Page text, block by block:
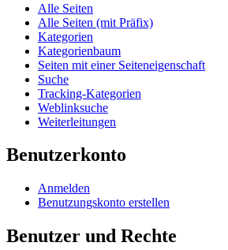
Alle Seiten
Alle Seiten (mit Präfix)
Kategorien
Kategorienbaum
Seiten mit einer Seiteneigenschaft
Suche
Tracking-Kategorien
Weblinksuche
Weiterleitungen
Benutzerkonto
Anmelden
Benutzungskonto erstellen
Benutzer und Rechte